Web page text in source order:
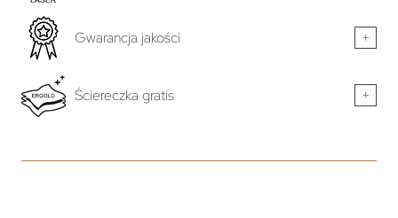
Gwarancja jakości +
Ściereczka gratis +